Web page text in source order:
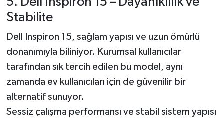
Stabilite
Dell Inspiron 15, sağlam yapısı ve uzun ömürlü
donanımıyla biliniyor. Kurumsal kullanıcılar
tarafından sık tercih edilen bu model, aynı
zamanda ev kullanıcıları için de güvenilir bir
alternatif sunuyor.
Sessiz çalışma performansı ve stabil sistem yapısı